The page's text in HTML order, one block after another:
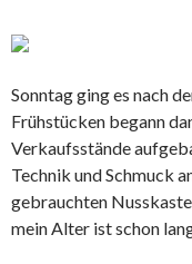
Sonntag ging es nach
Frühstücken begann
Verkaufsstände
Technik und Schmuck
gebrauchten
mein Alter ist schon